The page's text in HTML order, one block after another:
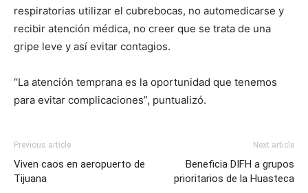
respiratorias utilizar el cubrebocas, no automedicarse y
recibir atención médica, no creer que se trata de una
gripe leve y así evitar contagios.
“La atención temprana es la oportunidad que tenemos
para evitar complicaciones”, puntualizó.
Previous article
Viven caos en aeropuerto de
Tijuana
Next article
Beneficia DIFH a grupos
prioritarios de la Huasteca